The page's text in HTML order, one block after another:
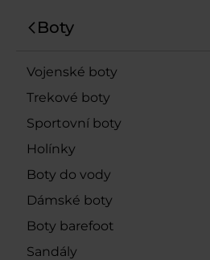
Boty
Vojenské boty
Trekové boty
Sportovní boty
Holínky
Boty do vody
Dámské boty
Boty barefoot
Sandály